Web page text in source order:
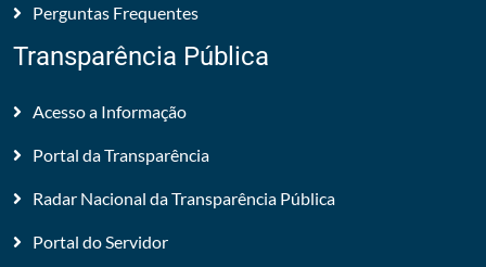
Perguntas Frequentes
Transparência Pública
Acesso a Informação
Portal da Transparência
Radar Nacional da Transparência Pública
Portal do Servidor